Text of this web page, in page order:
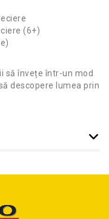
(6+)
să învețe într-un mod
descopere lumea prin